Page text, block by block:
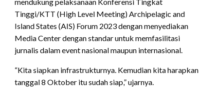
Tinggi/KTT (High Level Meeting) Archipelagic and
Island States (AIS) Forum 2023 dengan menyediakan
Media Center dengan standar untuk memfasilitasi
jurnalis dalam event nasional maupun internasional.
“Kita siapkan infrastrukturnya. Kemudian kita harapkan
tanggal 8 Oktober itu sudah siap,” ujarnya.